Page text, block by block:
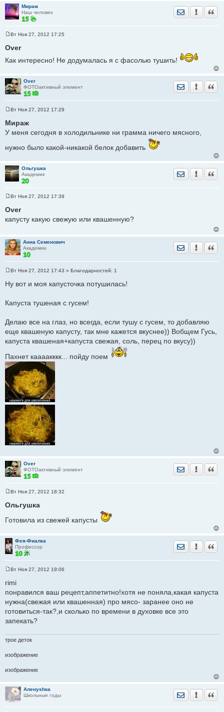
Мираж
Наш человек
Отправить
о
щ
н
и
е
Вт Ноя 27, 2012 17:25
Over
Как интересно! Не додумалась я с фасолью тушить!
Over
ФОТОактивный элемент
Отправить
о
б
н
е
Вт Ноя 27, 2012 17:29
Мираж
У меня сегодня в холодильнике ни грамма ничего мясного,
нужно было какой-никакой белок добавить
Ольгушка
Академик
Отправить
о
б
н
и
е
Вт Ноя 27, 2012 17:39
Over
капусту какую свежую или квашенную?
Анна Семенович
Академик
Отправить
о
е
е
Вт Ноя 27, 2012 17:43 » Благодарностей: 1
Ну вот и моя капусточка потушилась!
Капуста тушеная с гусем!
Делаю все на глаз, но всегда, если тушу с гусем, то добавляю
еще квашеную капусту, так мне кажется вкуснее)) Вобщем Гусь,
капуста квашеная+капуста свежая, соль, перец по вкусу))
Пахнет каааакккк... пойду поем
Over
ФОТОактивный элемент
Отправить
о
щ
и
е
Вт Ноя 27, 2012 18:32
Ольгушка
Готовила из свежей капусты
Фея-Фиалка
Профессор
Отправить
о
б
е
н
е
Вт Ноя 27, 2012 19:06
rimi
понравился ваш рецепт,аппетитно!хотя не поняла,какая капуста
нужна(свежая или квашенная) про мясо- заранее оно не
готовиться-так?,и сколько по времени в духовке все это
запекать?
трое деток
изображение
изображение
Аленуshка
Школьные годы
Отправить